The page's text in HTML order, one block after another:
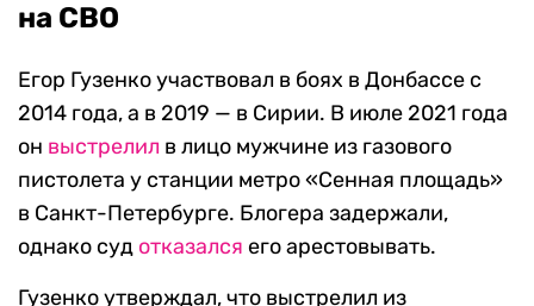
на СВО
Егор Гузенко участвовал в боях в Донбассе с
2014 года, а в 2019 — в Сирии. В июле 2021 года
он выстрелил в лицо мужчине из газового
пистолета у станции метро «Сенная площадь»
в Санкт-Петербурге. Блогера задержали,
однако суд отказался его арестовывать.
Гузенко утверждал, что выстрелил из